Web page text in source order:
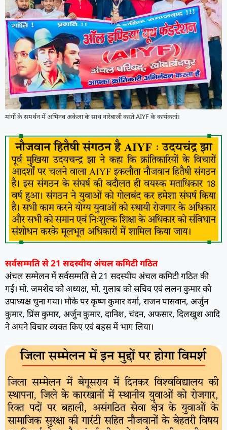
मांगों के समर्थन में अभिनव अकेला के साथ नारेबाजी करते AIYF के कार्यकर्ता।
सर्वसम्मति से 21 सदस्यीय अंचल कमिटी गठित
अंचल सम्मेलन में सर्वसम्मति से 21 सदस्यीय अंचल कमिटी गठित की
गई। मो. जमशेद को अध्यक्ष, मो. गुलाब काे सचिव एवं ललन कुमार काे
उपाध्यक्ष चुना गया। मौके पर कृष्ण कुमार वर्मा, राजन पासवान, अर्जुन
कुमार, प्रिंस कुमार, अर्जुन कुमार, दानिश, चंदन, अफसार, दिलखुश आदि
ने अपने विचार व्यक्त किए एवं बहस में भाग लिया।